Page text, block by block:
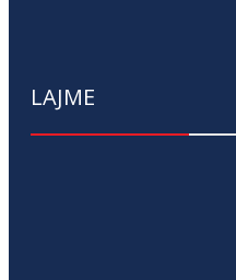
LAJME